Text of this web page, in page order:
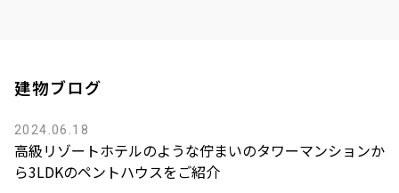
建物ブログ
2024.06.18
高級リゾートホテルのような佇まいのタワーマンションか
ら3LDKのペントハウスをご紹介